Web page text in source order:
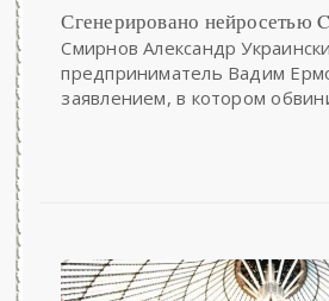
Сгенерировано нейросетью
Смирнов Александр
предприниматель Вадим
заявлением, в котором